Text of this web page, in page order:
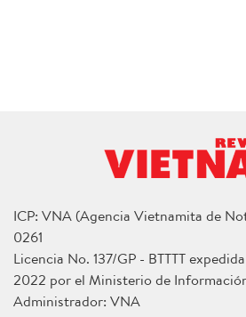
ICP: VNA (Agencia Vietnamita de
0261
Licencia No. 137/GP - BTTTT
2022 por el Ministerio de
Administrador: VNA